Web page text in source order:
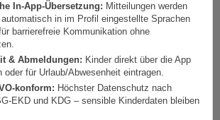
In-App-Übersetzung: Mitteilungen werden
in im Profil eingestellte Sprachen
barrierefreie Kommunikation ohne
& Abmeldungen: Kinder direkt über die App
oder für Urlaub/Abwesenheit eintragen.
konform: Höchster Datenschutz nach
EKD und KDG – sensible Kinderdaten bleiben